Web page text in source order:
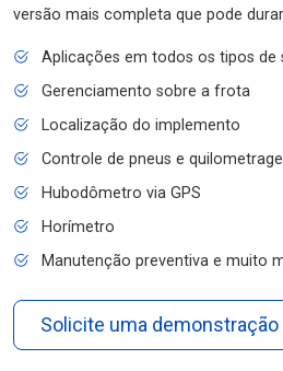
versão mais completa que pode
Aplicações em todos os tipos de
Gerenciamento sobre a frota
Localização do implemento
Controle de pneus e
Hubodômetro via GPS
Horímetro
Manutenção preventiva e muito
Solicite uma demonstração